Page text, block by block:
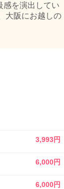
感を演出してい
大阪にお越しの
3,993円
6,000円
6,000円